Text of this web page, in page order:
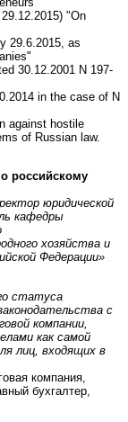
"On
29.6.2015, as
30.12.2001 N 197-
in the case of N
against hostile
of Russian law.
российскому
юридической
кафедры
хозяйства и
Федерации»
статуса
с
компании,
как самой
лиц, входящих в
компания,
бухгалтер,